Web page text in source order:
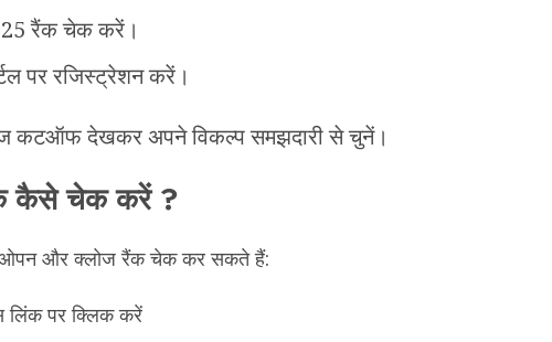
रैंक चेक करें।
पर रजिस्ट्रेशन करें।
कटऑफ देखकर अपने विकल्प समझदारी से चुनें।
कैसे चेक करें ?
ओपन और क्लोज रैंक चेक कर सकते हैं:
लिंक पर क्लिक करें